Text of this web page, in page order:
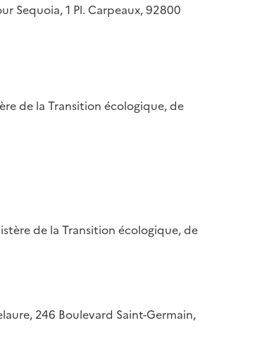
Sequoia, 1 Pl. Carpeaux, 92800
de la Transition écologique, de
de la Transition écologique, de
246 Boulevard Saint-Germain,